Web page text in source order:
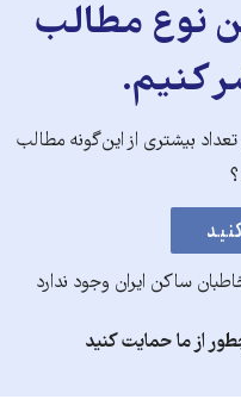
نوع مطالب
کنیم.
بیشتری از این‌گونه مطالب
ساکن ایران وجود ندارد
از ما حمایت کنید